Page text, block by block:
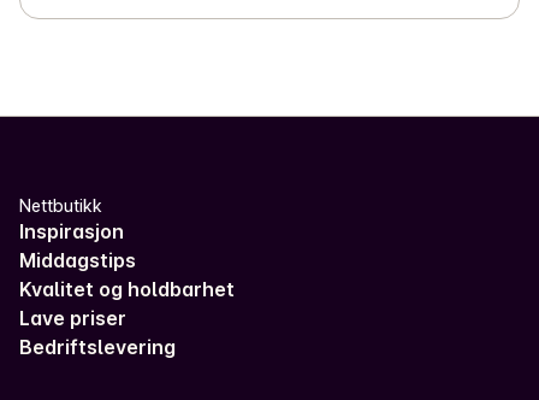
Nettbutikk
Inspirasjon
Middagstips
Kvalitet og holdbarhet
Lave priser
Bedriftslevering